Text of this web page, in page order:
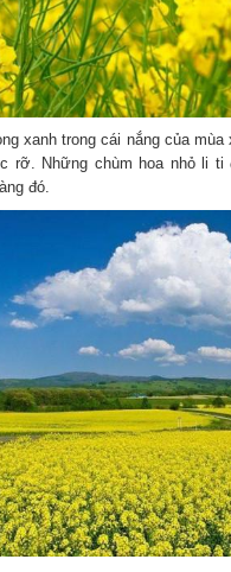
xanh trong cái nắng của mùa
rỡ. Những chùm hoa nhỏ li ti
đó.